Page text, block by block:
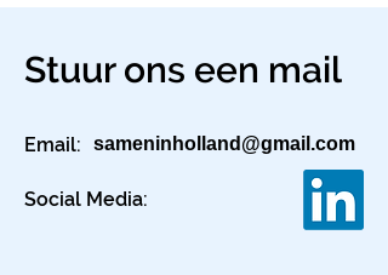
Stuur ons een mail
Email: sameninholland@gmail.com
Social Media: